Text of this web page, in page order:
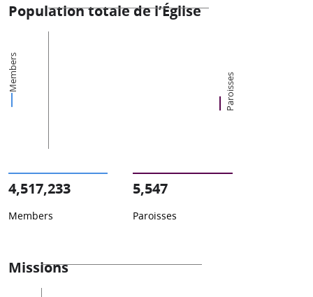
Population totale de l’Église
Members Paroisses
4,517,233
Members
5,547
Paroisses
Missions